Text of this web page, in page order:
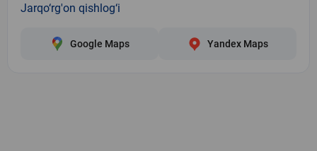
Jarqo‘rg'on qishlog‘i
Google Maps Yandex Maps